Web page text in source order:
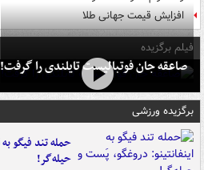
افزایش قیمت جهانی طلا
فیلم برگزیده
صاعقه جان فوتبالیست تایلندی را گرفت!
برگزیده ورزشی
حمله تند فیگو
حیله‌گر!